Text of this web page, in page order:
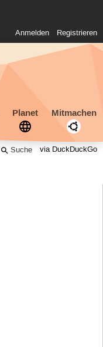
Anmelden Registrieren
Planet Mitmachen
via DuckDuckGo